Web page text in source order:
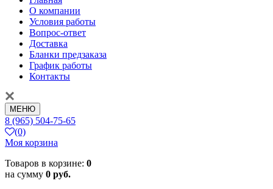
О компании
Условия работы
Вопрос-ответ
Доставка
Бланки предзаказа
График работы
Контакты
МЕНЮ
8 (965) 504-75-65
(0)
Моя корзина
Товаров в корзине: 0
на сумму 0 руб.